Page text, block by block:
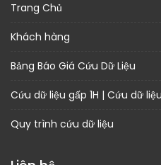
Trang Chủ
Khách hàng
Bảng Báo Giá Cứu Dữ Liệu
Cứu dữ liệu gấp 1H | Cứu dữ
Quy trình cứu dữ liệu